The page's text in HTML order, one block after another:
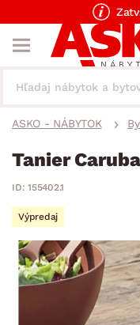
ASKO - NÁBYTOK
Tanier
ID: 155402.1
Výpredaj